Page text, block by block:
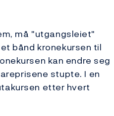
må "utgangsleiet"
bånd kronekursen til
kan endre seg
stupte. I en
etter hvert